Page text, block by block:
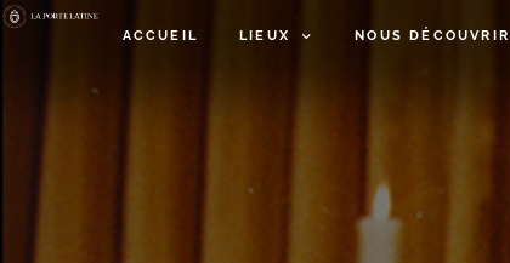
ACCUEIL LIEUX NOUS DÉCOUVRIR